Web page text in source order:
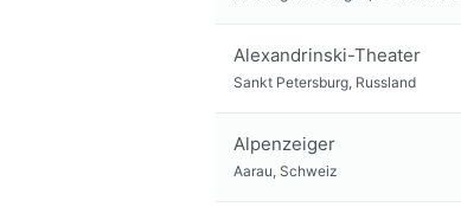
Alexandrinski-Theater
Sankt Petersburg, Russland
Alpenzeiger
Aarau, Schweiz